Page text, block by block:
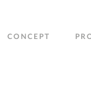
CONCEPT